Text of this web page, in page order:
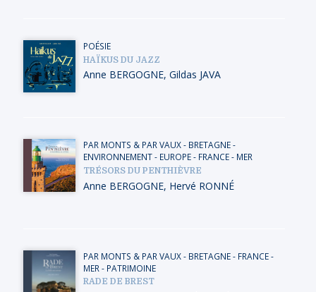
POÉSIE
HAÏKUS DU JAZZ
Anne BERGOGNE,Gildas JAVA
PAR MONTS & PAR VAUX- BRETAGNE-
ENVIRONNEMENT- EUROPE- FRANCE- MER
TRÉSORS DU PENTHIÈVRE
Anne BERGOGNE, Hervé RONNÉ
PAR MONTS & PAR VAUX- BRETAGNE- FRANCE-
MER - PATRIMOINE
RADE DE BREST